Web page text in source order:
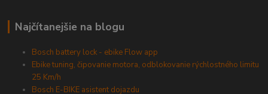
Najčítanejšie na blogu
Bosch battery lock - ebike Flow app
Ebike tuning, čipovanie motora, odblokovanie rýchlostného limitu
25 Km/h
Bosch E-BIKE asistent dojazdu